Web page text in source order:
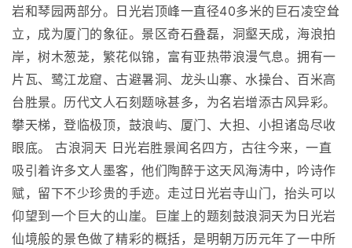
岩和琴园两部分。日光岩顶峰一直径40多米的巨石凌空耸
立，成为厦门的象征。景区奇石叠磊，洞壑天成，海浪拍
岸，树木葱茏，繁花似锦，富有亚热带浪漫气息。拥有一
片瓦、鹭江龙窟、古避暑洞、龙头山寨、水操台、百米高
台胜景。历代文人石刻题咏甚多，为名岩增添古风异彩。
攀天梯，登临极顶，鼓浪屿、厦门、大担、小担诸岛尽收
眼底。 古浪洞天 日光岩胜景闻名四方，古往今来，一直
吸引着许多文人墨客，他们陶醉于这天风海涛中，吟诗作
赋，留下不少珍贵的手迹。走过日光岩寺山门，抬头可以
仰望到一个巨大的山崖。巨崖上的题刻鼓浪洞天为日光岩
仙境般的景色做了精彩的概括，是明朝万历元年了一中所